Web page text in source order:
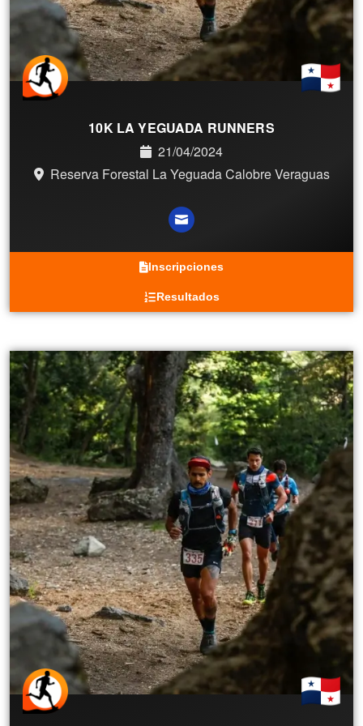
10K LA YEGUADA RUNNERS
21/04/2024
Reserva Forestal La Yeguada Calobre Veraguas
Inscripciones
Resultados